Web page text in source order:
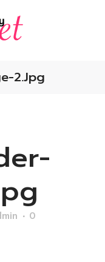
2.jpg
0